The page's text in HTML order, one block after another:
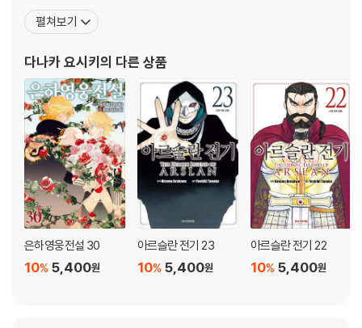
간결한 문체와 상호연관관계가 전혀 흐트러지지 않는 짜임새있는 일
관된 구조로 스토리의 호흡을 매끄럽게 이어간다는 평을 받고 있다.
품은 모두 애니메이션으로 제작되었다. 특히 일본에서만 950
펼쳐보기
다나카 요시키 의 다른 상품
은하영웅전설 30
5,400원
10%
아르슬란 전기 23
5,400원
10%
아르슬란 전기 22
5,400원
10%